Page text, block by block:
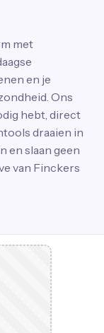
met
en je
Ons
hebt, direct
draaien in
en slaan geen
van Finckers